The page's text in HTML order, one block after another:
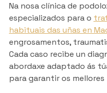
Na nosa clínica de
especializados para o
habituais das uñas en
engrosamentos,
Cada caso recibe un
abordaxe adaptado ás
para garantir os mellores